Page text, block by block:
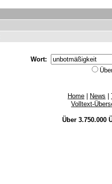
Wort:
Home News
Volltext-
Über 3.750.000